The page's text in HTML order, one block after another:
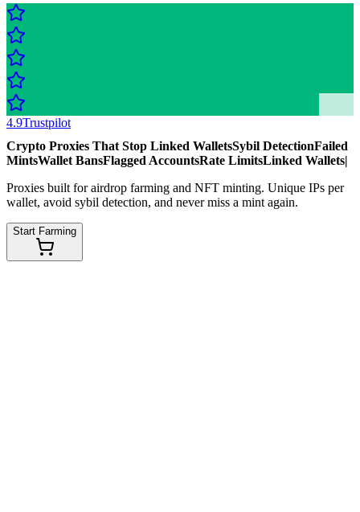
4.9Trustpilot
Crypto Proxies That Stop Linked WalletsSybil DetectionFailed
MintsWallet BansFlagged AccountsRate LimitsLinked Wallets|
Proxies built for airdrop farming and NFT minting. Unique IPs per
wallet, avoid sybil detection, and never miss a mint again.
Start Farming